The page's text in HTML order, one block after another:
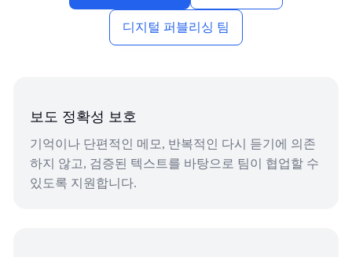
디지털 퍼블리싱 팀
보도 정확성 보호
기억이나 단편적인 메모, 반복적인 다시 듣기에 의존
하지 않고, 검증된 텍스트를 바탕으로 팀이 협업할 수
있도록 지원합니다.